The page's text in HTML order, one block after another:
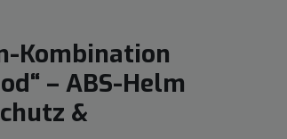
Kombination
– ABS-Helm
&